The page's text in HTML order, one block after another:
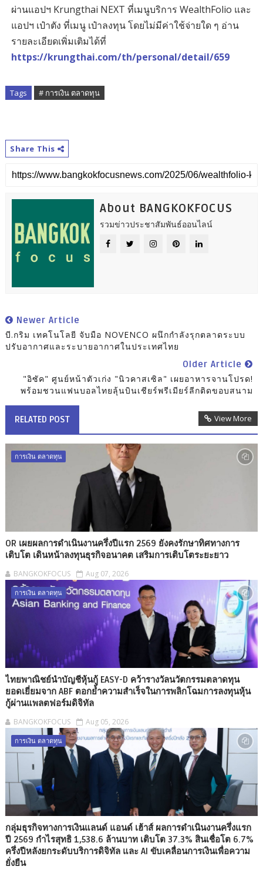
ผ่านแอปฯ Krungthai NEXT ที่เมนูบริการ WealthFolio และ
แอปฯ เป๋าตัง ที่เมนู เป๋าลงทุน โดยไม่มีค่าใช้จ่ายใด ๆ อ่าน
รายละเอียดเพิ่มเติมได้ที่
https://krungthai.com/th/personal/detail/659
Tags # การเงิน ตลาดทุน
Share This
About BANGKOKFOCUS
รวมข่าวประชาสัมพันธ์ออนไลน์
Newer Article
บี.กริม เทคโนโลยี จับมือ NOVENCO ผนึกกำลังรุกตลาดระบบ
ปรับอากาศและระบายอากาศในประเทศไทย
Older Article
"อิซัค" ศูนย์หน้าตัวเก่ง "นิวคาสเซิล" เผยอาหารจานโปรด!
พร้อมชวนแฟนบอลไทยลุ้นบินเชียร์พรีเมียร์ลีกติดขอบสนาม
RELATED POST View More
การเงิน ตลาดทุน
OR เผยผลการดำเนินงานครึ่งปีแรก 2569 ยังคงรักษาทิศทางการ
เติบโต เดินหน้าลงทุนธุรกิจอนาคต เสริมการเติบโตระยะยาว
BANGKOKFOCUS Aug 07, 2026
การเงิน ตลาดทุน
ไทยพาณิชย์นำบัญชีหุ้นกู้ EASY-D คว้ารางวัลนวัตกรรมตลาดทุน
ยอดเยี่ยมจาก ABF ตอกย้ำความสำเร็จในการพลิกโฉมการลงทุนหุ้น
กู้ผ่านแพลตฟอร์มดิจิทัล
BANGKOKFOCUS Aug 05, 2026
การเงิน ตลาดทุน
กลุ่มธุรกิจทางการเงินแลนด์ แอนด์ เฮ้าส์ ผลการดำเนินงานครึ่งแรก
ปี 2569 กำไรสุทธิ 1,538.6 ล้านบาท เติบโต 37.3% สินเชื่อโต 6.7%
ครึ่งปีหลังยกระดับบริการดิจิทัล และ AI ขับเคลื่อนการเงินเพื่อความ
ยั่งยืน